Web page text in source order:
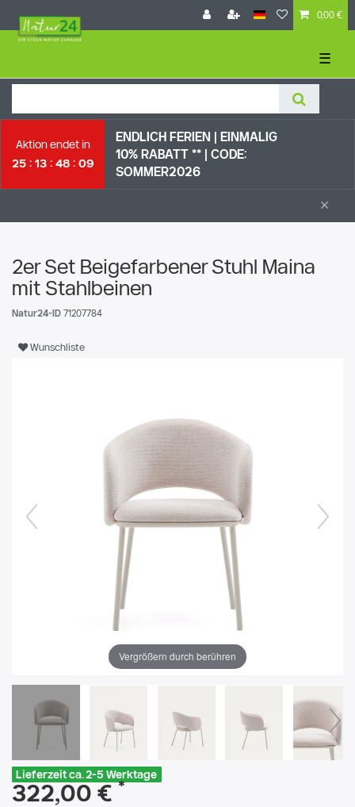
0,00 €
☰
Aktion endet in
25
13 48 08
ENDLICH FERIEN | EI NMALIG
10% RABATT ** | CODE:
SOMMER2026
×
2er Set Beigefarbener Stuhl Maina
mit Stahlbeinen
Natur24-ID 71207784
Wunschliste
Vergrößern durch berühren
Lieferzeit ca. 2-5 Werktage
322,00 € *